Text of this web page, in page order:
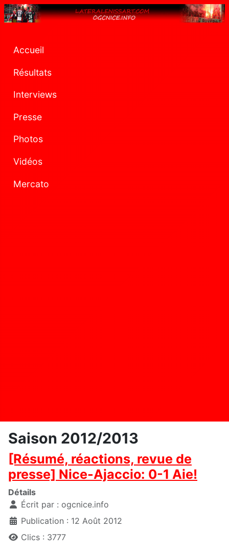
Accueil
Résultats
Interviews
Presse
Photos
Vidéos
Mercato
Saison 2012/2013
[Résumé, réactions, revue de
presse] Nice-Ajaccio: 0-1 Aie!
Détails
Écrit par : ogcnice.info
Publication : 12 Août 2012
Clics : 3777